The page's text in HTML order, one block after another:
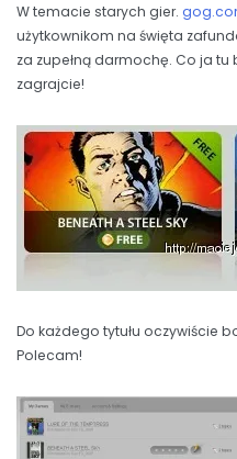
W temacie starych gier.
użytkownikom na święta
za zupełną darmochę. Co ja tu
zagrajcie!
Do każdego tytułu oczywiście
Polecam!